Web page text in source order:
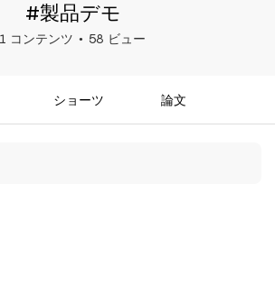
#製品デモ
1 コンテンツ 58 ビュー
ショーツ 論文